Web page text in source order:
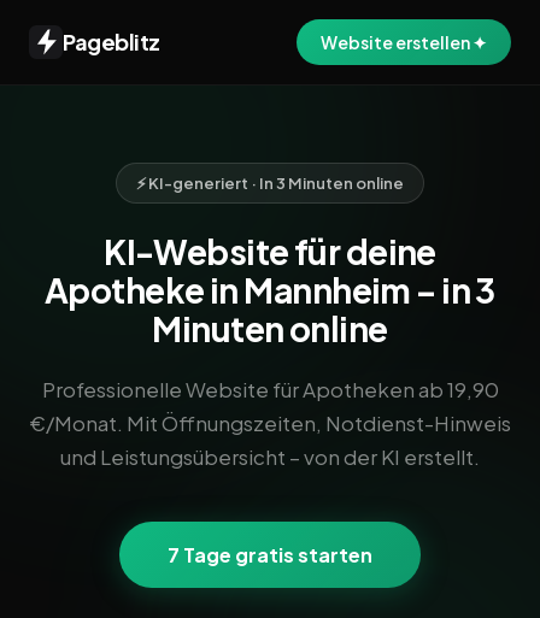
Pageblitz Website erstellen ✦
⚡ KI-generiert · In 3 Minuten online
KI-Website für deine
Apotheke in Mannheim – in 3
Minuten online
Professionelle Website für Apotheken ab 19,90
€/Monat. Mit Öffnungszeiten, Notdienst-Hinweis
und Leistungsübersicht – von der KI erstellt.
7 Tage gratis starten